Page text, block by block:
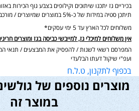
בכיריים גז יתכנו שיתוכים וקילופים בצבע גוף הכירות
תיתכן סטיה במידות של כ-5% במוצרים שמיוצרים / מורכבים בעבודת יד
משלוחים לכל הארץ עד 5 ימי עסקים*
אין משלוחים למיכלי גז, למייבשי כביסה בגז ומוצרים
המפרסם רשאי לשנות / להפסיק את המבצעים / תנאי
ועפ"י שיקול דעתו הבלעדי
בכפוף לתקנון, ט.ל.ח
מוצרים נוספים של
במוצר זה